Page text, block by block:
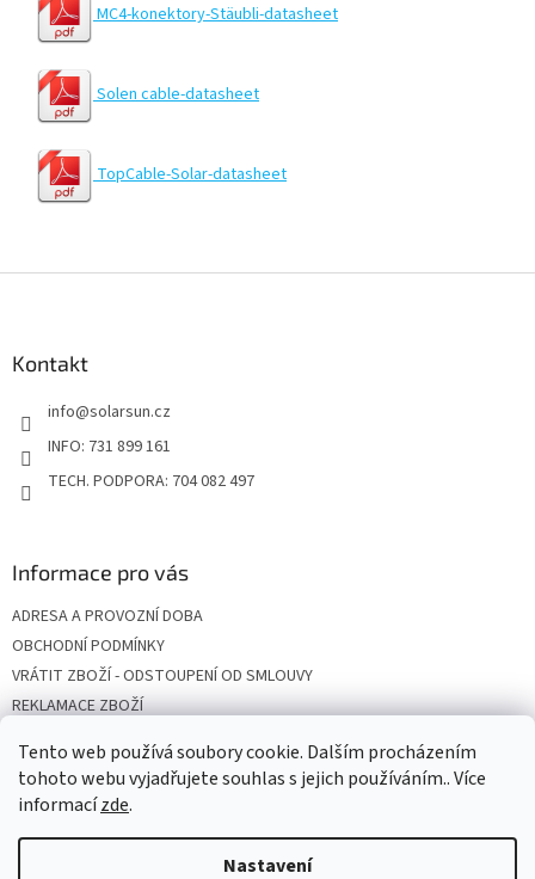
Tento web používá soubory cookie. Dalším procházením
tohoto webu vyjadřujete souhlas s jejich používáním.. Více
informacízde.
Nastavení
MC4-konektory-Stäubli-datasheet
Solen cable-datasheet
TopCable-Solar-datasheet
Kontakt
info@solarsun.cz
INFO: 731 899 161
TECH. PODPORA: 704 082 497
Informace pro vás
ADRESA A PROVOZNÍ DOBA
OBCHODNÍ PODMÍNKY
VRÁTIT ZBOŽÍ - ODSTOUPENÍ OD SMLOUVY
REKLAMACE ZBOŽÍ
PODMÍNKY OCHRANY OSOBNÍCH ÚDAJŮ
Vytvořil Shoptet